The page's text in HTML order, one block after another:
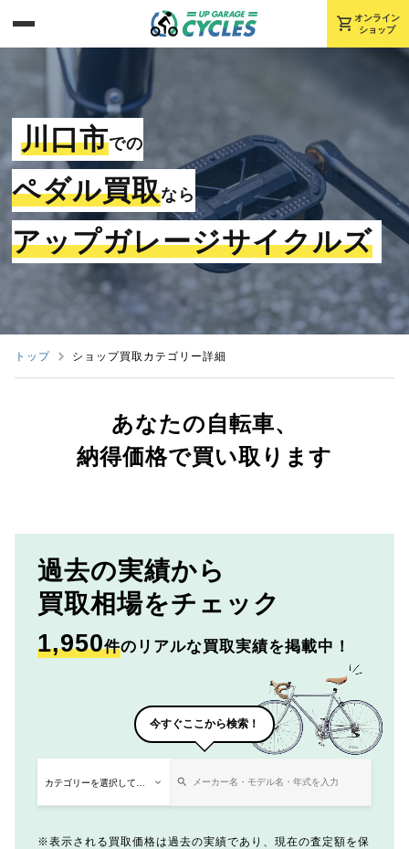
shopping_cart オンライン
ショップ
川口市での
ペダル買取なら
アップガレージサイクルズ
トップ ショップ買取カテゴリー詳細
あなたの自転車、
納得価格で買い取ります
過去の実績から
買取相場をチェック
1,950件のリアルな買取実績を掲載中！
今すぐここから検索！
表示される買取価格は過去の実績であり、現在の査定額を保